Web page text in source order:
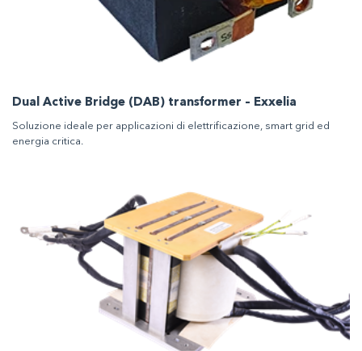
Dual Active Bridge (DAB) transformer – Exxelia
Soluzione ideale per applicazioni di elettrificazione, smart grid ed
energia critica.